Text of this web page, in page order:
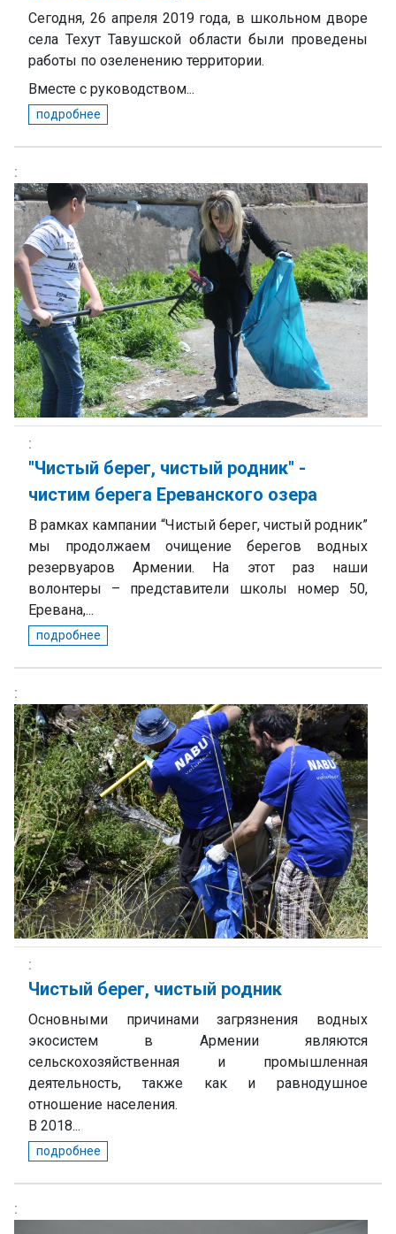
Сегодня, 26 апреля 2019 года, в школьном дворе
села Техут Тавушской области были проведены
работы по озеленению территории.
Вместе с руководством...
подробнее
"Чистый берег, чистый родник" -
чистим берега Ереванского озера
В рамках кампании “Чистый берег, чистый родник”
мы продолжаем очищение берегов водных
резервуаров Армении. На этот раз наши
волонтеры – представители школы номер 50,
Еревана,...
подробнее
Чистый берег, чистый родник
Основными причинами загрязнения водных
экосистем в Армении являются
сельскохозяйственная и промышленная
деятельность, также как и равнодушное
отношение населения.
В 2018...
подробнее